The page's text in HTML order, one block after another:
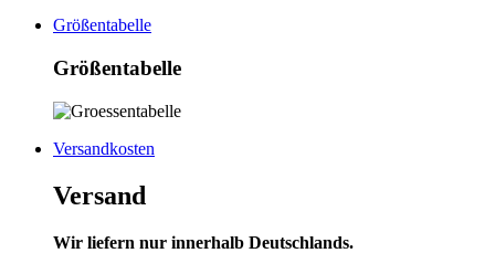
Größentabelle
Größentabelle
Versandkosten
Versand
Wir liefern nur innerhalb Deutschlands.